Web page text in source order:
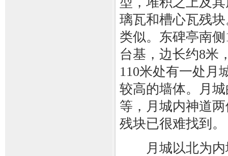
璃瓦和槽心瓦残
类似。东碑亭南
台基，边长约8米
110米处有一处月
较高的墙体。月
等，月城内神道
残块已很难找到。
月城以北为内